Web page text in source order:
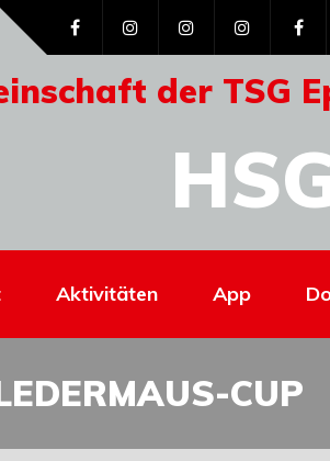
der TSG
Aktivitäten App
CUP